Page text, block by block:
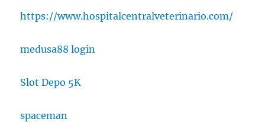
https://www.hospitalcentralveterinario.com/
medusa88 login
Slot Depo 5K
spaceman